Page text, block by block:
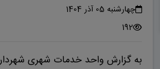
چهارشنبه 05 آذر 1404
192
به گزارش واحد خدمات شهری